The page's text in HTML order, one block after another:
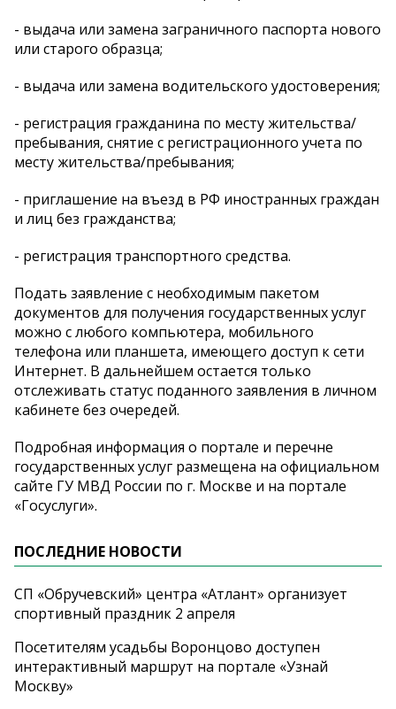
- выдача или замена заграничного паспорта нового
или старого образца;
- выдача или замена водительского удостоверения;
- регистрация гражданина по месту жительства/
пребывания, снятие с регистрационного учета по
месту жительства/пребывания;
- приглашение на въезд в РФ иностранных граждан
и лиц без гражданства;
- регистрация транспортного средства.
Подать заявление с необходимым пакетом
документов для получения государственных услуг
можно с любого компьютера, мобильного
телефона или планшета, имеющего доступ к сети
Интернет. В дальнейшем остается только
отслеживать статус поданного заявления в личном
кабинете без очередей.
Подробная информация о портале и перечне
государственных услуг размещена на официальном
сайте ГУ МВД России по г. Москве и на портале
«Госуслуги».
ПОСЛЕДНИЕ НОВОСТИ
СП «Обручевский» центра «Атлант» организует
спортивный праздник 2 апреля
Посетителям усадьбы Воронцово доступен
интерактивный маршрут на портале «Узнай
Москву»